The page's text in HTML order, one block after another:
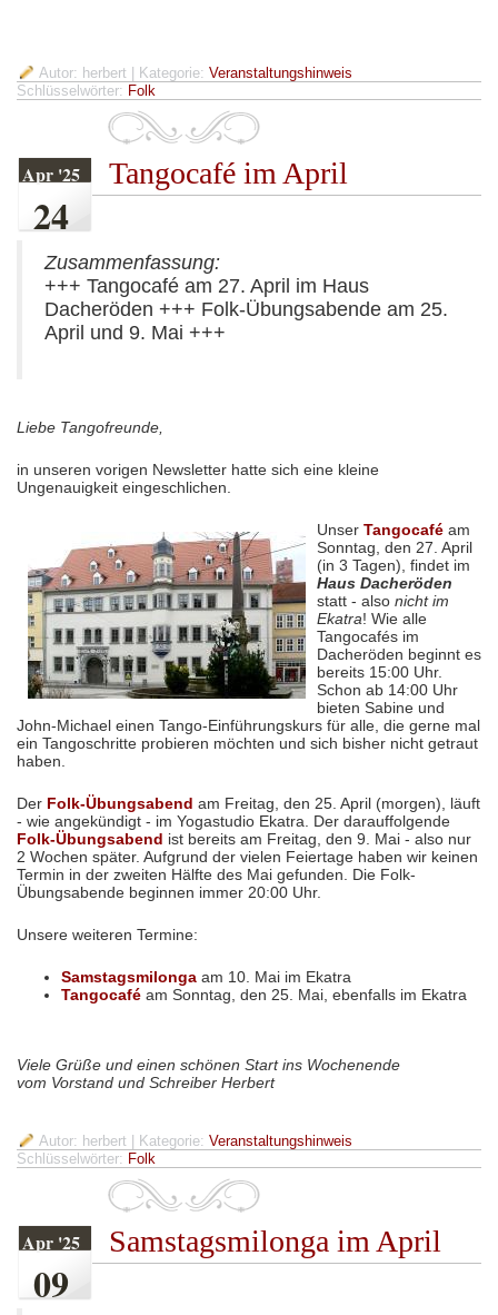
Autor: herbert | Kategorie: Veranstaltungshinweis
Schlüsselwörter: Folk
Apr '25
24
Tangocafé im April
Zusammenfassung:
+++ Tangocafé am 27. April im Haus
Dacheröden +++ Folk-Übungsabende am 25.
April und 9. Mai +++
Liebe Tangofreunde,
in unseren vorigen Newsletter hatte sich eine kleine
Ungenauigkeit eingeschlichen.
Unser Tangocafé am
Sonntag, den 27. April
(in 3 Tagen), findet im
Haus Dacheröden
statt - also nicht im
Ekatra! Wie alle
Tangocafés im
Dacheröden beginnt es
bereits 15:00 Uhr.
Schon ab 14:00 Uhr
bieten Sabine und
John-Michael einen Tango-Einführungskurs für alle, die gerne mal
ein Tangoschritte probieren möchten und sich bisher nicht getraut
haben.
Der Folk-Übungsabend am Freitag, den 25. April (morgen), läuft
- wie angekündigt - im Yogastudio Ekatra. Der darauffolgende
Folk-Übungsabend ist bereits am Freitag, den 9. Mai - also nur
2 Wochen später. Aufgrund der vielen Feiertage haben wir keinen
Termin in der zweiten Hälfte des Mai gefunden. Die Folk-
Übungsabende beginnen immer 20:00 Uhr.
Unsere weiteren Termine:
Samstagsmilonga am 10. Mai im Ekatra
Tangocafé am Sonntag, den 25. Mai, ebenfalls im Ekatra
Viele Grüße und einen schönen Start ins Wochenende
vom Vorstand und Schreiber Herbert
Autor: herbert | Kategorie: Veranstaltungshinweis
Schlüsselwörter: Folk
Apr '25
09
Samstagsmilonga im April